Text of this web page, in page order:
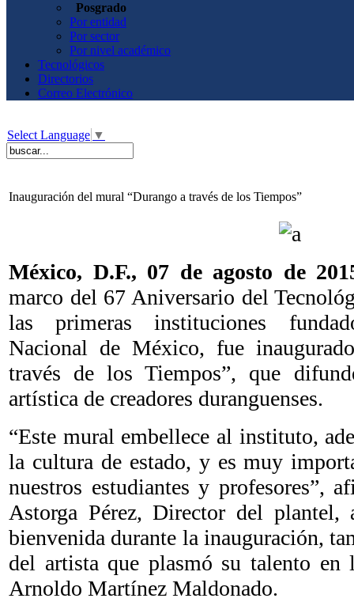
Posgrado
Por entidad
Por sector
Por nivel académico
Tecnológicos
Directorios
Correo Electrónico
Select Language ▼
Inauguración del mural “Durango a través de los Tiempos”
México, D.F., 07 de agosto de
marco del 67 Aniversario del
las primeras instituciones
Nacional de México, fue
través de los Tiempos”, que
artística de creadores duranguenses.
“Este mural embellece al instituto,
la cultura de estado, y es muy
nuestros estudiantes y profesores”,
Astorga Pérez, Director del plantel,
bienvenida durante la inauguración,
del artista que plasmó su talento
Arnoldo Martínez Maldonado.